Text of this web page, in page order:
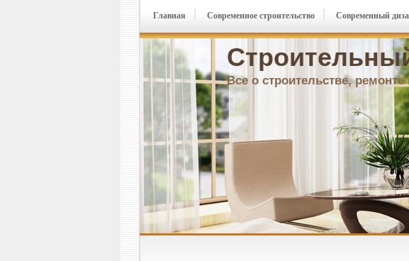
Все о строительстве, ремонте
Главная Современное строительство Современный